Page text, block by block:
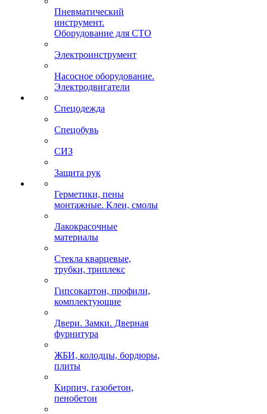
Пневматический
инструмент.
Оборудование для СТО
Электроинструмент
Насосное оборудование.
Электродвигатели
Спецодежда
Спецобувь
СИЗ
Защита рук
Герметики, пены
монтажные. Клеи, смолы
Лакокрасочные
материалы
Стекла кварцевые,
трубки, триплекс
Гипсокартон, профили,
комплектующие
Двери. Замки. Дверная
фурнитура
ЖБИ, колодцы, бордюры,
плиты
Кирпич, газобетон,
пенобетон